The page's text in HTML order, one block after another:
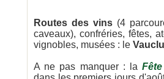
Routes des vins (4
caveaux), confréries, fêtes,
vignobles, musées : le
A ne pas manquer : la